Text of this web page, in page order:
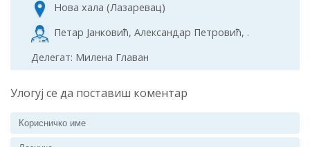
Нова хала (Лазаревац)
Петар Јанковић, Александар Петровић, .
Делегат: Милена Главан
Улогуј се да поставиш коментар